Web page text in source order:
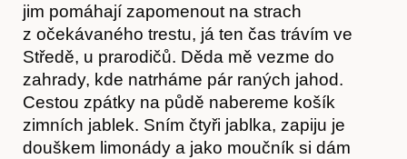
jim pomáhají zapomenout na strach
z očekávaného trestu, já ten čas trávím ve
Středě, u prarodičů. Děda mě vezme do
zahrady, kde natrháme pár raných jahod.
Cestou zpátky na půdě nabereme košík
zimních jablek. Sním čtyři jablka, zapiju je
douškem limonády a jako moučník si dám